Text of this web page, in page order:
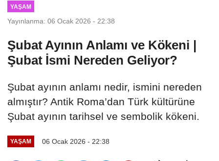
YAŞAM
Yayınlanma: 06 Ocak 2026 - 22:38
Şubat Ayının Anlamı ve Kökeni |
Şubat İsmi Nereden Geliyor?
Şubat ayının anlamı nedir, ismini nereden
almıştır? Antik Roma’dan Türk kültürüne
Şubat ayının tarihsel ve sembolik kökeni.
YAŞAM 06 Ocak 2026 - 22:38